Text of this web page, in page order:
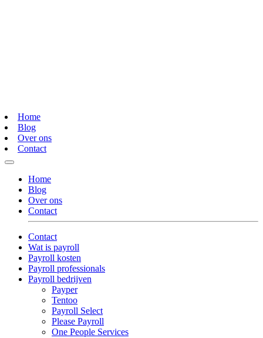
Home
Blog
Over ons
Contact
Home
Blog
Over ons
Contact
Contact
Wat is payroll
Payroll kosten
Payroll professionals
Payroll bedrijven
Payper
Tentoo
Payroll Select
Please Payroll
One People Services